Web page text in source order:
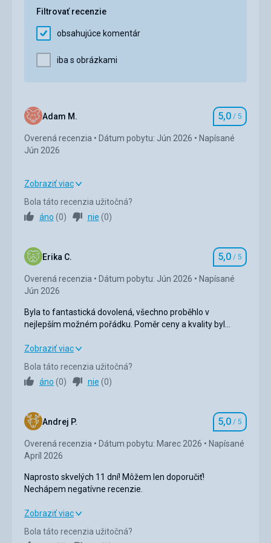
Služby
Cena
Filtrovať recenzie
obsahujúce komentár
iba s obrázkami
Adam M. Hodnotenie
5,0 / 5
Overená recenzia Dátum pobytu: Jún 2026
Napísané
Jún 2026
Strava
Ubytovanie
Služby 5,0/ 5
Cena
Zobraziť viac
Bola táto recenzia užitočná?
áno (0) nie (0)
Erika C. Hodnotenie
5,0 / 5
Overená recenzia Dátum pobytu: Jún 2026
Napísané
Jún 2026
Byla to fantastická dovolená, všechno proběhlo v
nejlepším možném pořádku. Poměr ceny a kvality byl
odjezdu a časů odjezdu transferu.
Byla to fantastická dovolená, všechno proběhlo v
nejlepším možném pořádku. Poměr ceny a kvality byl
perfektní, i když hotel by mohl být flexibilnější ohledně
odjezdu a časů odjezdu transferu.
Ubytovanie 5,0/ 5
Okolie
Služby
Zobraziť viac
Bola táto recenzia užitočná?
áno (0) nie (0)
Andrej P. Hodnotenie
5,0 / 5
Overená recenzia Dátum pobytu: Marec 2026
Napísané
Apríl 2026
Naprosto skvelých 11 dní! Môžem len doporučiť!
Nechápem negatívne recenzie.
Naprosto skvelých 11 dní! Môžem len doporučiť!
Nechápem negatívne recenzie.
Zobraziť viac
Bola táto recenzia užitočná?